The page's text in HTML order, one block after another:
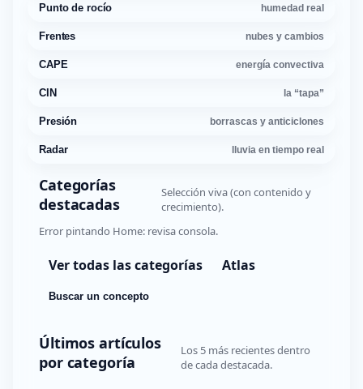
Punto de rocío humedad real
Frentes nubes y cambios
CAPE energía convectiva
CIN la “tapa”
Presión borrascas y anticiclones
Radar lluvia en tiempo real
Categorías
destacadas
Selección viva (con contenido y
crecimiento).
Error pintando Home: revisa consola.
Ver todas las categorías Atlas
Buscar un concepto
Últimos artículos
por categoría
Los 5 más recientes dentro
de cada destacada.